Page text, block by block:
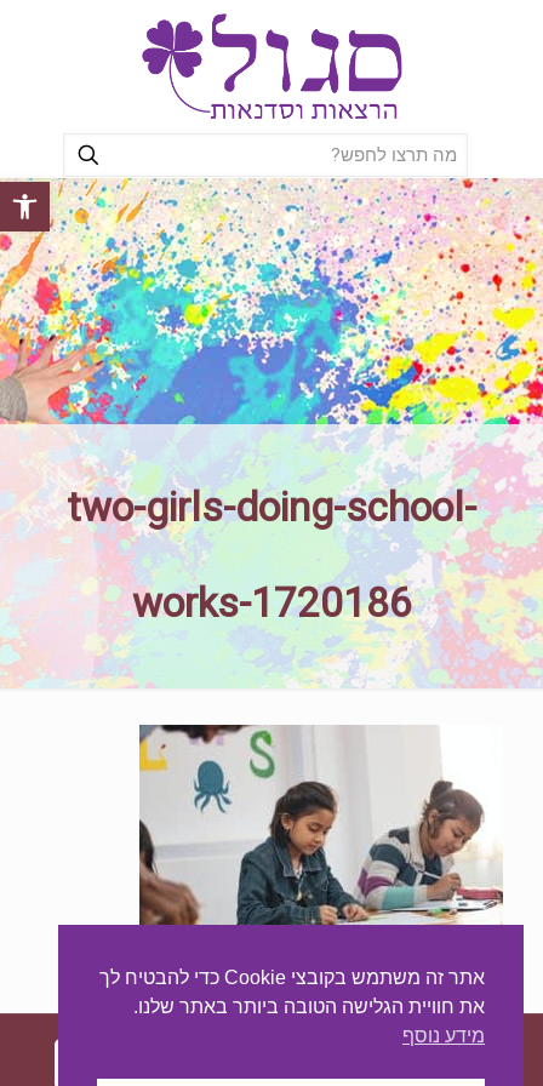
פתח
two-girls-doing-school-
works-1720186
אתר זה משתמש בקובצי Cookie כדי להבטיח לך
את חוויית הגלישה הטובה ביותר באתר שלנו.
מידע נוסף